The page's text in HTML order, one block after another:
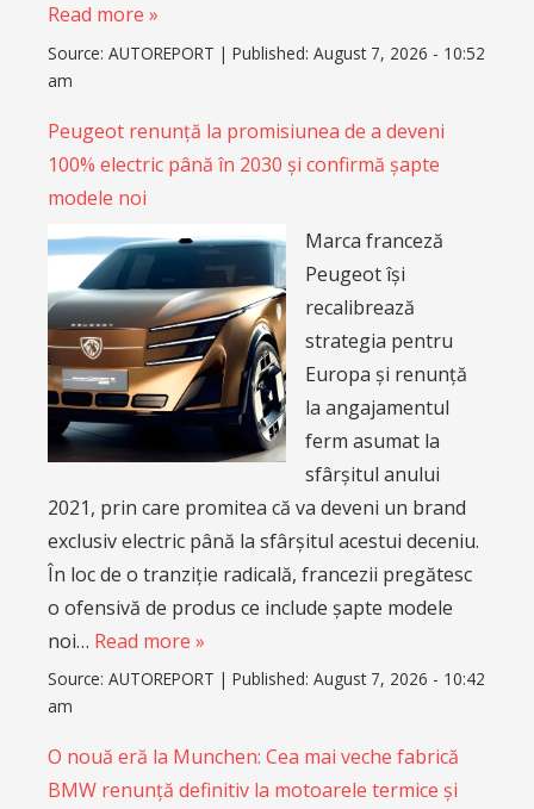
Read more »
Source: AUTOREPORT | Published: August 7, 2026 - 10:52
am
Peugeot renunță la promisiunea de a deveni
100% electric până în 2030 și confirmă șapte
modele noi
Marca franceză
Peugeot își
recalibrează
strategia pentru
Europa și renunță
la angajamentul
ferm asumat la
sfârșitul anului
2021, prin care promitea că va deveni un brand
exclusiv electric până la sfârșitul acestui deceniu.
În loc de o tranziție radicală, francezii pregătesc
o ofensivă de produs ce include șapte modele
noi… Read more »
Source: AUTOREPORT | Published: August 7, 2026 - 10:42
am
O nouă eră la Munchen: Cea mai veche fabrică
BMW renunță definitiv la motoarele termice și